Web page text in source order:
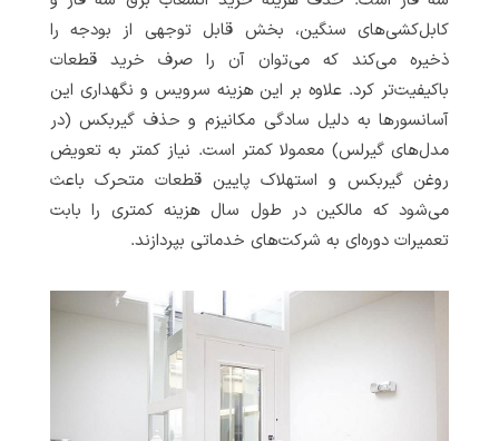
کابل‌کشی‌های سنگین، بخش قابل توجهی از بودجه را
ذخیره می‌کند که می‌توان آن را صرف خرید قطعات
باکیفیت‌تر کرد. علاوه بر این هزینه سرویس و نگهداری این
آسانسورها به دلیل سادگی مکانیزم و حذف گیربکس (در
مدل‌های گیرلس) معمولا کمتر است. نیاز کمتر به تعویض
روغن گیربکس و استهلاک پایین قطعات متحرک باعث
می‌شود که مالکین در طول سال هزینه کمتری را بابت
تعمیرات دوره‌ای به شرکت‌های خدماتی بپردازند.